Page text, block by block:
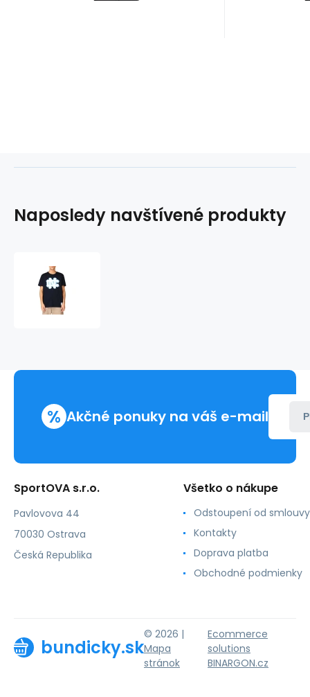
Naposledy navštívené produkty
Carolina
M
BMTRINTL1272-
% Akčné ponuky na váš e-mail
SportOVA s.r.o.
Pavlovova 44
70030 Ostrava
Česká Republika
Všetko o nákupe
Odstoupení od smlouvy
Kontakty
Doprava platba
Obchodné podmienky
bundicky.sk
© 2026 |
Mapa
stránok
Ecommerce
solutions
BINARGON.cz